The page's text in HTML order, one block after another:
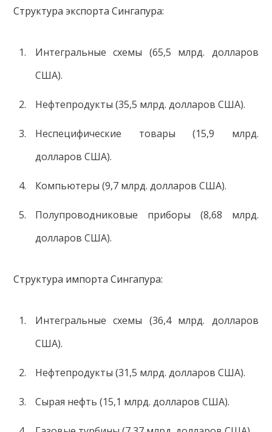
Структура экспорта Сингапура:
Интегральные схемы (65,5 млрд. долларов
США).
Нефтепродукты (35,5 млрд. долларов США).
Неспецифические товары (15,9 млрд.
долларов США).
Компьютеры (9,7 млрд. долларов США).
Полупроводниковые приборы (8,68 млрд.
долларов США).
Структура импорта Сингапура:
Интегральные схемы (36,4 млрд. долларов
США).
Нефтепродукты (31,5 млрд. долларов США).
Сырая нефть (15,1 млрд. долларов США).